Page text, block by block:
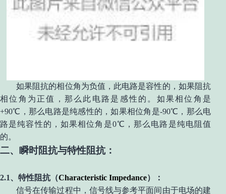
如果阻抗的相位角为负值，此电路是容性的，如果阻抗
相位角为正值，那么此电路是感性的。如果相位角是
+90℃ ，那么电路是纯感性的，如果相位角是-90℃ ，那么电
路是纯容性的，如果相位角是0℃ ，那么电路是纯电阻值
的。
二、瞬时阻抗与特性阻抗：
2.1、特性阻抗（Characteristic Impedance）
：
信号在传输过程中，信号线与参考平面间由于电场的建